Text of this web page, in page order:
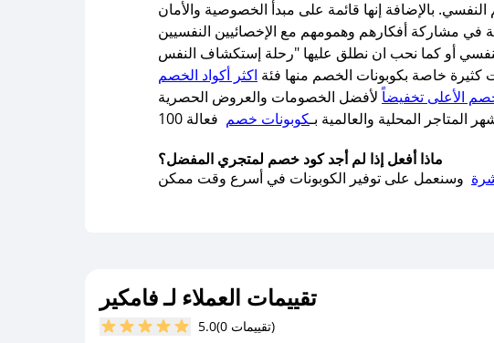
بالإضافة إنها قائمة على مبدأ الخصوصية والأمان
كثيرة خاصة بكوبونات الخصم منها فئة اكثر أكواد الخصم
الأعلى تخفيضاً
المتاجر المحلية والعالمية بـكوبونات خصم
ماذا أفعل إذا لم أجد كود خصم لمتجري المفضل؟
تقييمات العملاء لـ فامكير
5.0 (0 تقييمات)